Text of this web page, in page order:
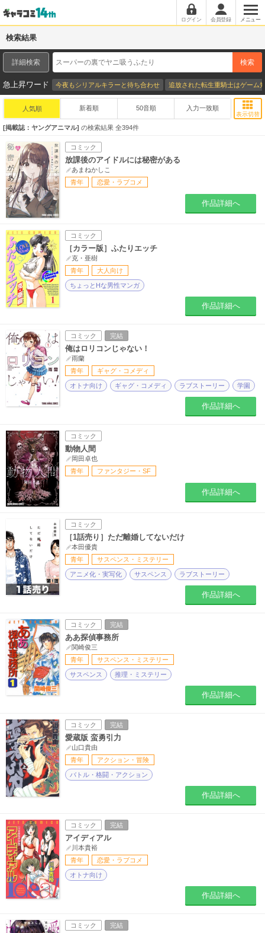
ログイン 会員登録 メニュー
検索結果
詳細検索 検索
急上昇ワード 今夜もシリアルキラーと待ち合わせ 追放された転生重騎士はゲーム
人気順 新着順 50音順 入力一致順
表示切替
掲載誌：ヤングアニマル の検索結果 全394件
コミック
放課後のアイドルには秘密がある
あまねかしこ
青年
恋愛・ラブコメ
作品詳細へ
コミック
［カラー版］ふたりエッチ
克・亜樹
青年
大人向け
ちょっとHな男性マンガ
作品詳細へ
コミック 完結
俺はロリコンじゃない！
雨蘭
青年
ギャグ・コメディ
オトナ向け ギャグ・コメディ ラブストーリー 学園
作品詳細へ
コミック
動物人間
岡田卓也
青年
ファンタジー・SF
作品詳細へ
コミック
［1話売り］ただ離婚してないだけ
本田優貴
青年
サスペンス・ミステリー
アニメ化・実写化 サスペンス ラブストーリー
作品詳細へ
コミック 完結
ああ探偵事務所
関崎俊三
青年
サスペンス・ミステリー
サスペンス 推理・ミステリー
作品詳細へ
コミック 完結
愛蔵版 蛮勇引力
山口貴由
青年
アクション・冒険
バトル・格闘・アクション
作品詳細へ
コミック 完結
アイディアル
川本貴裕
青年
恋愛・ラブコメ
オトナ向け
作品詳細へ
コミック 完結